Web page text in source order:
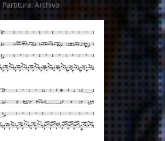
Partitura: Archivo